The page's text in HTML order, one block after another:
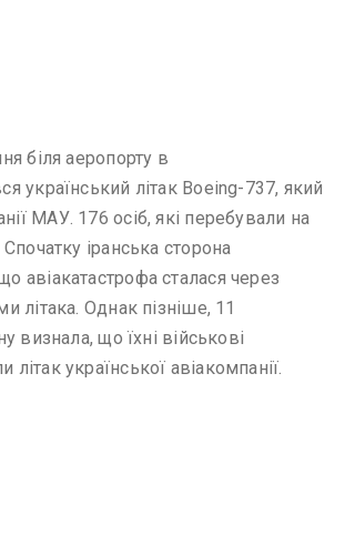
біля аеропорту в
український літак Boeing-737, який
МАУ. 176 осіб, які перебували на
іранська сторона
авіакатастрофа сталася через
літака. Однак пізніше, 11
визнала, що їхні військові
української авіакомпанії.